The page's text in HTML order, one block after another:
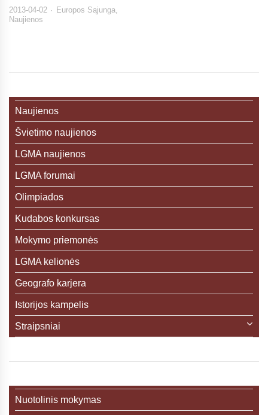
2013-04-02 Europos Sąjunga,
Naujienos
Naujienos
Švietimo naujienos
LGMA naujienos
LGMA forumai
Olimpiados
Kudabos konkursas
Mokymo priemonės
LGMA kelionės
Geografo karjera
Istorijos kampelis
Straipsniai
Nuotolinis mokymas